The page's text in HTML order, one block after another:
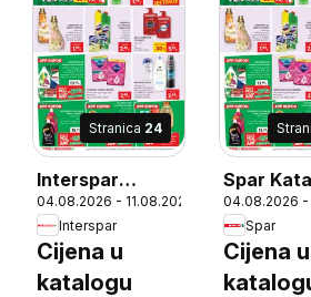
Stranica 24
Interspar
Katalog
04.08.2026 - 11.08.2026
Interspar
Cijena u
katalogu
Spar
04.08.2026 -
Spar
Cijena u